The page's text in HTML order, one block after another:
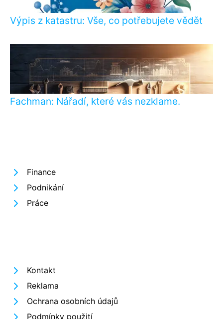
Výpis z katastru: Vše, co potřebujete vědět
Fachman: Nářadí, které vás nezklame.
Finance
Podnikání
Práce
Kontakt
Reklama
Ochrana osobních údajů
Podmínky použití